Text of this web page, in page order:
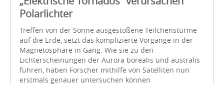
Polarlichter
Treffen von der Sonne ausgestoßene Teilchenstürme
auf die Erde, setzt das komplizierte Vorgänge in der
Magnetosphäre in Gang. Wie sie zu den
Lichterscheinungen der Aurora borealis und australis
führen, haben Forscher mithilfe von Satelliten nun
erstmals genauer untersuchen können